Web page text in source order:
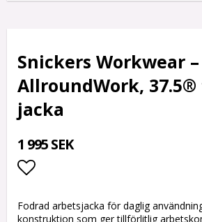
Snickers Workwear –
AllroundWork,
jacka
1 995 SEK
Fodrad arbetsjacka för daglig
konstruktion som ger tillförlitlig